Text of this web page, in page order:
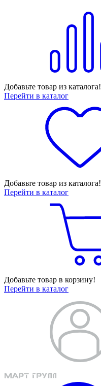
Добавьте товар из каталога!
Перейти в каталог
Добавьте товар из каталога!
Перейти в каталог
Добавьте товар в корзину!
Перейти в каталог